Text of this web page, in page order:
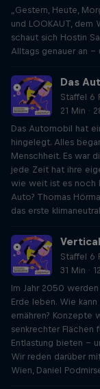
„Gestern, Heute,
und LOOKAUT, dem
schaut sich Hostin
Alltags genauer an
Das
Staffel 6
21 Min ·
Das Automobil hat
hingelegt. Alles
Menschheit. Es war
jede Zeit hat ihre
wie weit ist es noch
Auto? Thomas
das erste
Staffel 6
31 Min ·
Im Jahr 2050
Erde leben. Wie
ernähren? Konzepte
senkrechter Flächen
Entlastung bieten –
Wir reden darüber
Wien, Daniel